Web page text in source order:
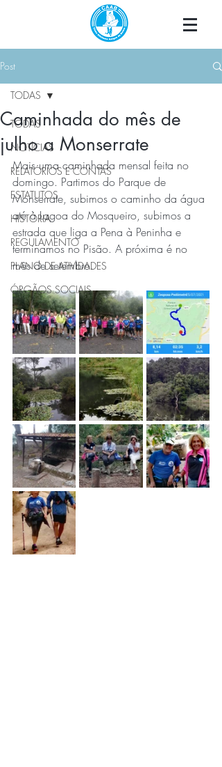
Post
TODAS
NOTÍCIAS
RELATÓRIOS E CONTAS
ESTATUTOS
HISTÓRIA
REGULAMENTO
PLANO DE ATIVIDADES
ÓRGÃOS SOCIAIS
TODAS
Caminhada do mês de
julho a Monserrate
Mais uma caminhada mensal feita no
domingo. Partimos do Parque de
Monserrate, subimos o caminho da água
até à Lagoa do Mosqueiro, subimos a
estrada que liga a Pena à Peninha e
terminamos no Pisão. A próxima é no
mês de setembro.